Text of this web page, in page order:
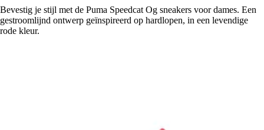
Bevestig je stijl met de Puma Speedcat Og sneakers voor dames. Een
gestroomlijnd ontwerp geïnspireerd op hardlopen, in een levendige
rode kleur.